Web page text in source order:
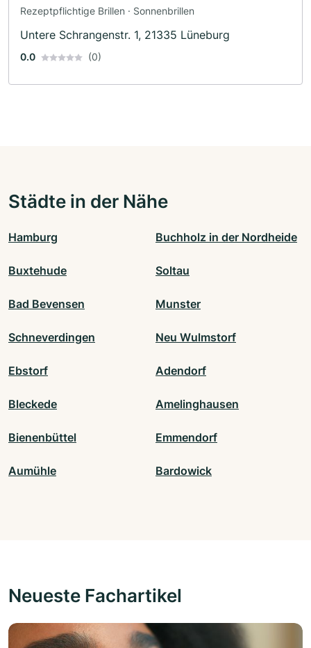
Rezeptpflichtige Brillen · Sonnenbrillen
Untere Schrangenstr. 1, 21335 Lüneburg
0.0 (0)
Städte in der Nähe
Hamburg Buchholz in der Nordheide
Buxtehude Soltau
Bad Bevensen Munster
Schneverdingen Neu Wulmstorf
Ebstorf Adendorf
Bleckede Amelinghausen
Bienenbüttel Emmendorf
Aumühle Bardowick
Neueste Fachartikel